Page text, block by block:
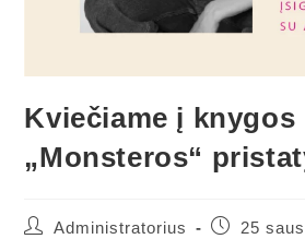
Kviečiame į knygos
„Monsteros“
Administratorius
25